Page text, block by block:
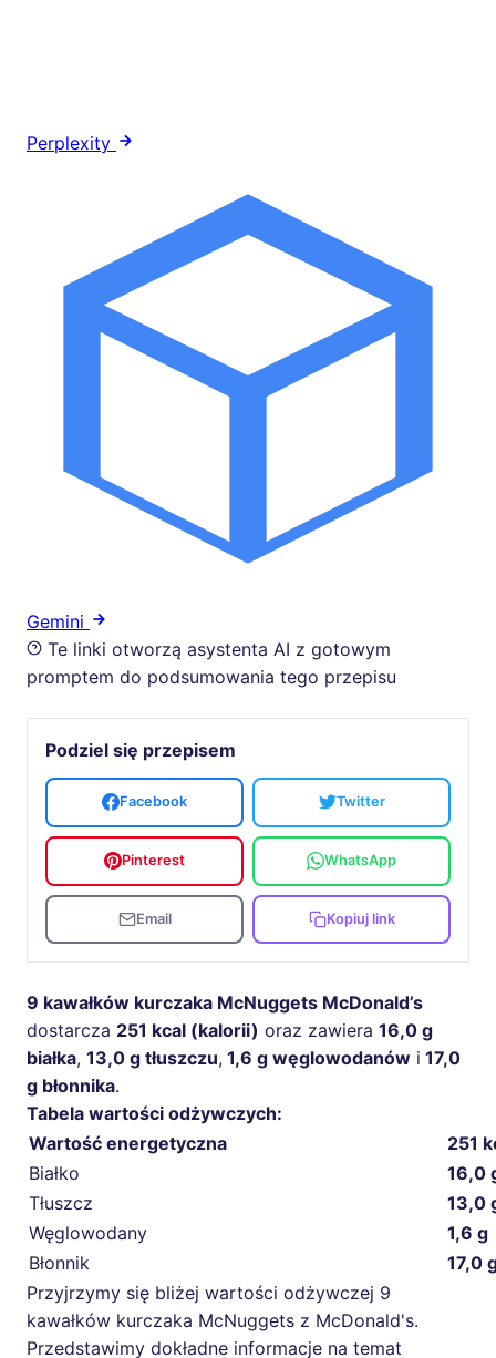
Perplexity
Gemini
Te linki otworzą asystenta AI z gotowym
promptem do podsumowania tego przepisu
Podziel się przepisem
Facebook Twitter
Pinterest WhatsApp
Email Kopiuj link
9 kawałków kurczaka McNuggets McDonald’s
dostarcza 251 kcal (kalorii) oraz zawiera 16,0 g
białka, 13,0 g tłuszczu, 1,6 g węglowodanów i 17,0
g błonnika.
Tabela wartości odżywczych:
Wartość energetyczna
251
Białko
16,0
Tłuszcz
13,0
Węglowodany
1,6 g
Błonnik
17,0
Przyjrzymy się bliżej wartości odżywczej 9
kawałków kurczaka McNuggets z McDonald's.
Przedstawimy dokładne informacje na temat